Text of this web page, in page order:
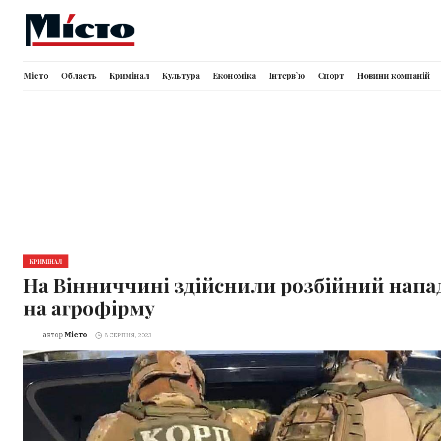
Місто Область Кримінал Культура Економіка Інтерв`ю Спорт Новини компаній
КРИМІНАЛ
На Вінниччині здійснили розбійний
на агрофірму
автор Місто 8 СЕРПНЯ, 2023